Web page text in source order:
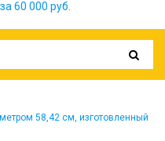
60 000 руб.
58,42 см, изготовленный